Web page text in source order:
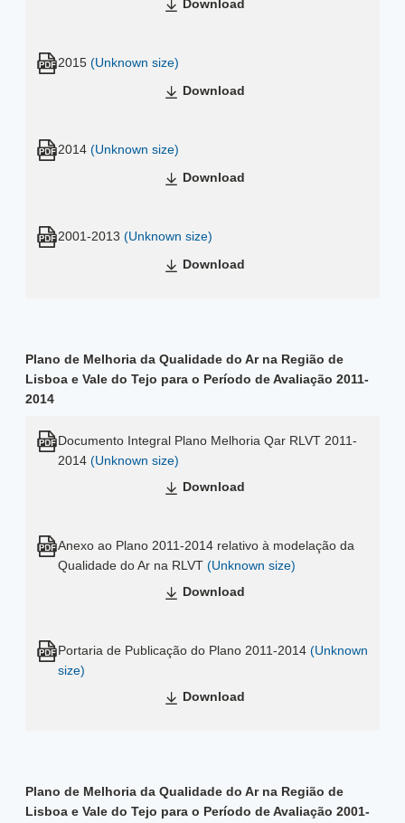
Download
2015 (Unknown size)
Download
2014 (Unknown size)
Download
2001-2013 (Unknown size)
Download
Plano de Melhoria da Qualidade do Ar na Região de
Lisboa e Vale do Tejo para o Período de Avaliação 2011-
2014
Documento Integral Plano Melhoria Qar RLVT 2011-
2014 (Unknown size)
Download
Anexo ao Plano 2011-2014 relativo à modelação da
Qualidade do Ar na RLVT (Unknown size)
Download
Portaria de Publicação do Plano 2011-2014 (Unknown
size)
Download
Plano de Melhoria da Qualidade do Ar na Região de
Lisboa e Vale do Tejo para o Período de Avaliação 2001-